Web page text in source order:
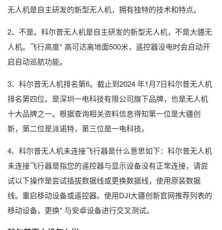
无人机是自主研发的新型无人机，拥有独特的技术和特点。
2、不是。科尔普无人机是自主研发的新型无人机，不是大疆无
人机。飞行高度* 高可达离地面500米，遥控器没电时会自动开
启自动巡航功能。
3、科尔普无人机排名第6。截止到2024 年1月7日科尔普无人机
排名第四位。是深圳一电科技有限公司旗下品牌，也是无人机
十大品牌之一。根据查询相关资料信息得知第一位是大疆创
新，第二位是派诺特，第三位是一电科技。
4、科尔普无人机未连接飞行器是什么意思如下：科尔普无人机
未连接飞行器是指您的遥控器与显示设备没有正常连接，请尝
试以下操作是尝试插拔数据线或更换数据线，使用原装数据
线。重启移动设备或遥控器。使用DJI大疆创新官网推荐列表的
移动设备，更换* 与安卓设备进行交叉测试。